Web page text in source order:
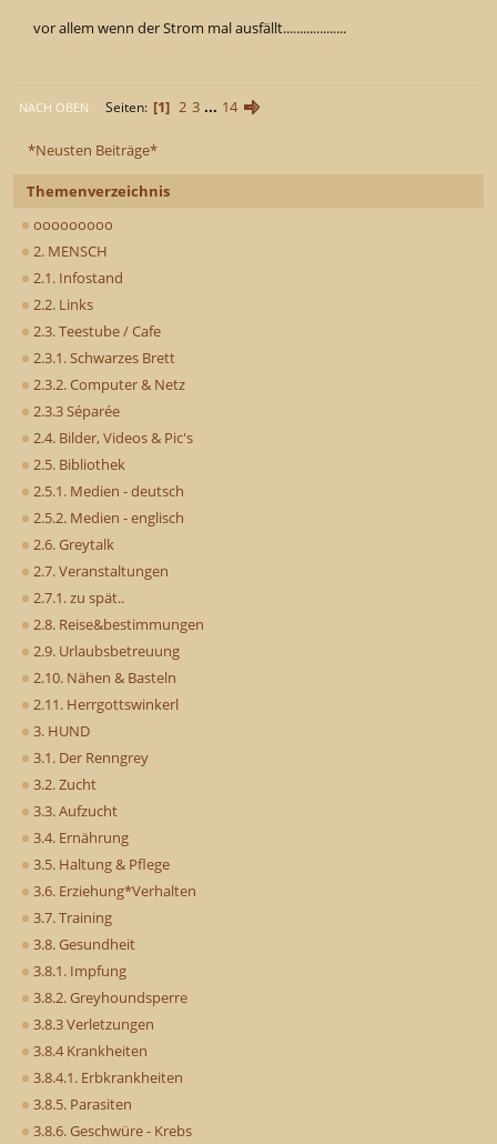
*Neusten Beiträge*
Themenverzeichnis
ooooooooo
2. MENSCH
2.1. Infostand
2.2. Links
2.3. Teestube / Cafe
2.3.1. Schwarzes Brett
2.3.2. Computer & Netz
2.3.3 Séparée
2.4. Bilder, Videos & Pic's
2.5. Bibliothek
2.5.1. Medien - deutsch
2.5.2. Medien - englisch
2.6. Greytalk
2.7. Veranstaltungen
2.7.1. zu spät..
2.8. Reise&bestimmungen
2.9. Urlaubsbetreuung
2.10. Nähen & Basteln
2.11. Herrgottswinkerl
3. HUND
3.1. Der Renngrey
3.2. Zucht
3.3. Aufzucht
3.4. Ernährung
3.5. Haltung & Pflege
3.6. Erziehung*Verhalten
3.7. Training
3.8. Gesundheit
3.8.1. Impfung
3.8.2. Greyhoundsperre
3.8.3 Verletzungen
3.8.4 Krankheiten
3.8.4.1. Erbkrankheiten
3.8.5. Parasiten
3.8.6. Geschwüre - Krebs
vor allem wenn der Strom mal ausfällt...................
NACH OBEN Seiten 1 2 3 ... 14